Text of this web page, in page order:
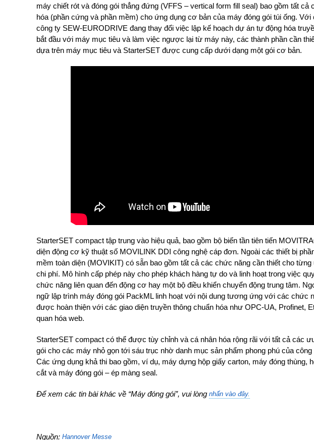
máy chiết rót và đóng gói thẳng đứng (VFFS – vertical form fill seal) bao gồm tất cả
hóa (phần cứng và phần mềm) cho ứng dụng cơ bản của máy đóng gói túi ống. Với
công ty SEW-EURODRIVE đang thay đổi việc lập kế hoạch dự án tự động hóa
bắt đầu với máy mục tiêu và làm việc ngược lại từ máy này, các thành phần cần
dựa trên máy mục tiêu và StarterSET được cung cấp dưới dạng một gói cơ bản.
StarterSET compact tập trung vào hiệu quả, bao gồm bộ biến tần tiên tiến
diện động cơ kỹ thuật số MOVILINK DDI công nghệ cáp đơn. Ngoài các thiết bị
mềm toàn diện (MOVIKIT) có sẵn bao gồm tất cả các chức năng cần thiết cho từng
chi phí. Mô hình cấp phép này cho phép khách hàng tự do và linh hoạt trong việc
chức năng liên quan đến động cơ hay một bộ điều khiển chuyển động trung tâm.
ngữ lập trình máy đóng gói PackML linh hoạt với nội dung tương ứng với các chức
được hoàn thiện với các giao diện truyền thông chuẩn hóa như OPC-UA, Profinet,
quan hóa web.
StarterSET compact có thể được tùy chỉnh và cá nhân hóa rộng rãi với tất cả các
gói cho các máy nhỏ gọn tới sáu trục nhờ danh mục sản phẩm phong phú của
Các ứng dụng khả thi bao gồm, ví dụ, máy dựng hộp giấy carton, máy đóng thùng,
cắt và máy đóng gói – ép màng seal.
Để xem các tin bài khác về “Máy đóng gói”, vui lòng nhấn vào đây.
Nguồn: Hannover Messe